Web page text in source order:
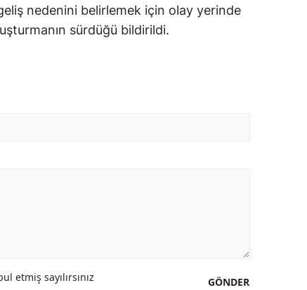
nedenini belirlemek için olay yerinde
sürdüğü bildirildi.
GÖNDER
etmiş sayılırsınız